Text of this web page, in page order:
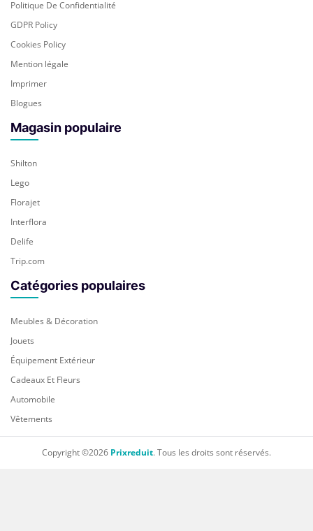
Politique De Confidentialité
GDPR Policy
Cookies Policy
Mention légale
Imprimer
Blogues
Magasin populaire
Shilton
Lego
Florajet
Interflora
Delife
Trip.com
Catégories populaires
Meubles & Décoration
Jouets
Équipement Extérieur
Cadeaux Et Fleurs
Automobile
Vêtements
Copyright ©2026 Prixreduit. Tous les droits sont réservés.